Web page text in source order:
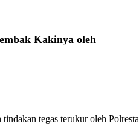
Kakinya oleh
tegas terukur oleh